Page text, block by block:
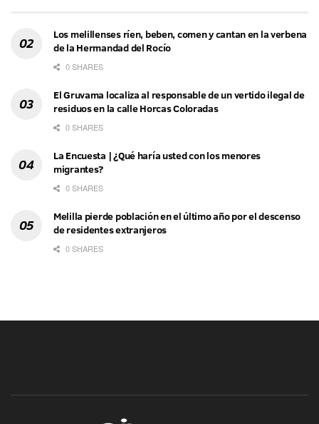
Los melillenses ríen, beben, comen y cantan en la verbena
de la Hermandad del Rocío
0 SHARES
El Gruvama localiza al responsable de un vertido ilegal de
residuos en la calle Horcas Coloradas
0 SHARES
La Encuesta | ¿Qué haría usted con los menores
migrantes?
0 SHARES
Melilla pierde población en el último año por el descenso
de residentes extranjeros
0 SHARES